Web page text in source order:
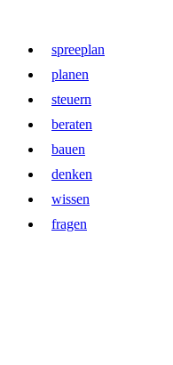
springenspreeplan
planen
steuern
beraten
bauen
denken
wissen
fragen